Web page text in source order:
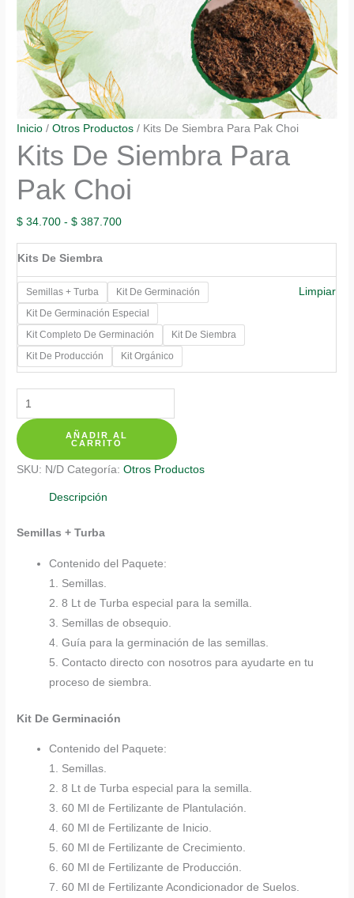
Inicio /Otros Productos / Kits De Siembra Para Pak Choi
Kits De Siembra Para
Pak Choi
$ 34.700 - $ 387.700Rango
de
desde
$ 34.700
hasta
$ 387.700
Kits De Siembra
Semillas + Turba
Kit De Germinación
Kit De Germinación Especial
Kit Completo De Germinación
Kit De Siembra
Kit De Producción
Kit Orgánico
Limpiar
Kits
De
Siembra
Para
Pak
AÑADIR AL
CARRITO
SKU: N/D Categoría:Otros Productos
Descripción
Semillas + Turba
Contenido del Paquete:
1. Semillas.
2. 8 Lt de Turba especial para la semilla.
3. Semillas de obsequio.
4. Guía para la germinación de las semillas.
5. Contacto directo con nosotros para ayudarte en tu
proceso de siembra.
Kit De Germinación
Contenido del Paquete:
1. Semillas.
2. 8 Lt de Turba especial para la semilla.
3. 60 Ml de Fertilizante de Plantulación.
4. 60 Ml de Fertilizante de Inicio.
5. 60 Ml de Fertilizante de Crecimiento.
6. 60 Ml de Fertilizante de Producción.
7. 60 Ml de Fertilizante Acondicionador de Suelos.